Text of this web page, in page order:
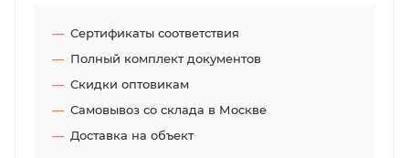
Сертификаты соответствия
Полный комплект документов
Скидки оптовикам
Самовывоз со склада в Москве
Доставка на объект